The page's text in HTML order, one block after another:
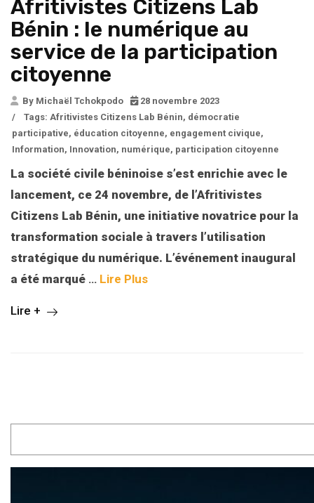
Afritivistes Citizens Lab
Bénin : le numérique au
service de la participation
citoyenne
By Michaël Tchokpodo
28 novembre 2023
/
Tags: Afritivistes Citizens Lab Bénin, démocratie
participative, éducation citoyenne, engagement civique,
Information, Innovation, numérique, participation citoyenne
La société civile béninoise s’est enrichie avec le
lancement, ce 24 novembre, de l’Afritivistes
Citizens Lab Bénin, une initiative novatrice pour la
transformation sociale à travers l’utilisation
stratégique du numérique. L’événement inaugural
a été marqué … Lire Plus
Lire +